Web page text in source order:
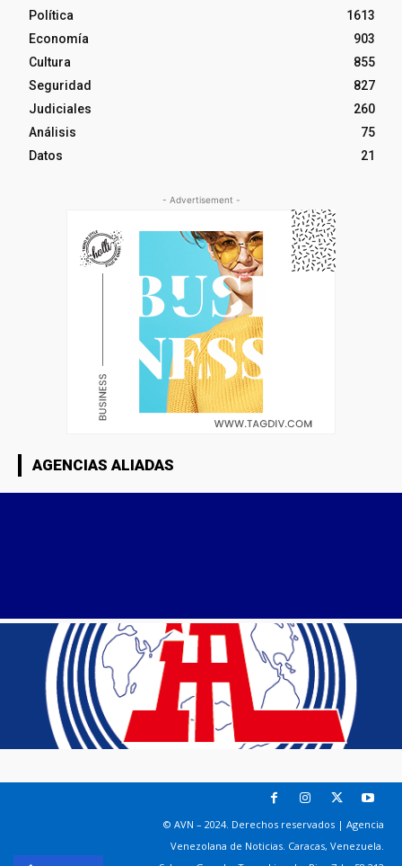
Política
1613
Economía
903
Cultura
855
Seguridad
827
Judiciales
260
Análisis
75
Datos
21
- Advertisement -
AGENCIAS ALIADAS
© AVN – 2024. Derechos reservados | Agencia
Venezolana de Noticias. Caracas, Venezuela.